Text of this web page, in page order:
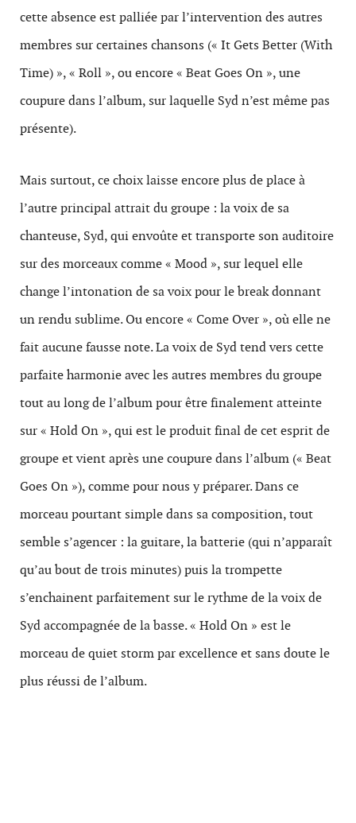
cette absence est palliée par l’intervention des autres
membres sur certaines chansons (« It Gets Better (With
Time) », « Roll », ou encore « Beat Goes On », une
coupure dans l’album, sur laquelle Syd n’est même pas
présente).
Mais surtout, ce choix laisse encore plus de place à
l’autre principal attrait du groupe : la voix de sa
chanteuse, Syd, qui envoûte et transporte son auditoire
sur des morceaux comme « Mood », sur lequel elle
change l’intonation de sa voix pour le break donnant
un rendu sublime. Ou encore « Come Over », où elle ne
fait aucune fausse note. La voix de Syd tend vers cette
parfaite harmonie avec les autres membres du groupe
tout au long de l’album pour être finalement atteinte
sur « Hold On », qui est le produit final de cet esprit de
groupe et vient après une coupure dans l’album (« Beat
Goes On »), comme pour nous y préparer. Dans ce
morceau pourtant simple dans sa composition, tout
semble s’agencer : la guitare, la batterie (qui n’apparaît
qu’au bout de trois minutes) puis la trompette
s’enchainent parfaitement sur le rythme de la voix de
Syd accompagnée de la basse. « Hold On » est le
morceau de quiet storm par excellence et sans doute le
plus réussi de l’album.